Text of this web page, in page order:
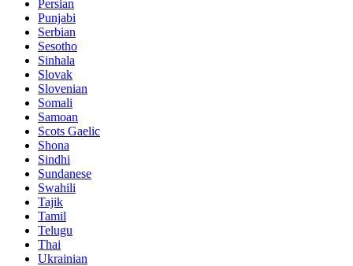
Persian
Punjabi
Serbian
Sesotho
Sinhala
Slovak
Slovenian
Somali
Samoan
Scots Gaelic
Shona
Sindhi
Sundanese
Swahili
Tajik
Tamil
Telugu
Thai
Ukrainian